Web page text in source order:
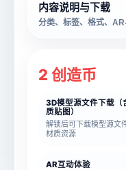
内容说明与下载
分类、标签、格式、
2 创造币
3D模型源文件下载（
质贴图）
解锁后可下载模型源文
材质资源
AR互动体验